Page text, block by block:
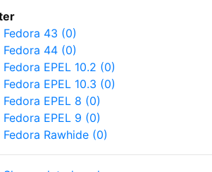
Fedora 43 (0)
Fedora 44 (0)
Fedora EPEL 10.2 (0)
Fedora EPEL 10.3 (0)
Fedora EPEL 8 (0)
Fedora EPEL 9 (0)
Fedora Rawhide (0)